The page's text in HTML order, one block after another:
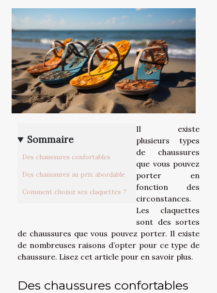
Sommaire
Des chaussures confortables
Des chaussures au prix abordable
Comment choisir ses claquettes ?
Il existe
plusieurs types
de chaussures
que vous pouvez
porter en
fonction des
circonstances.
Les claquettes
sont des sortes
de chaussures que vous pouvez porter. Il existe
de nombreuses raisons d’opter pour ce type de
chaussure. Lisez cet article pour en savoir plus.
Des chaussures confortables